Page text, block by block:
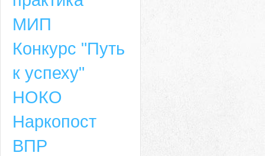
МИП
Конкурс "Путь
к успеху"
НОКО
Наркопост
ВПР